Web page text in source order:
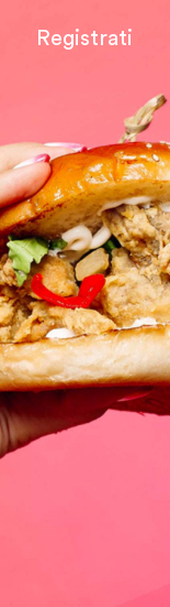
Registrati